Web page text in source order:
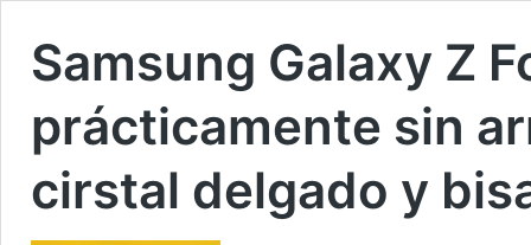
Samsung Galaxy Z
prácticamente sin
cirstal delgado y